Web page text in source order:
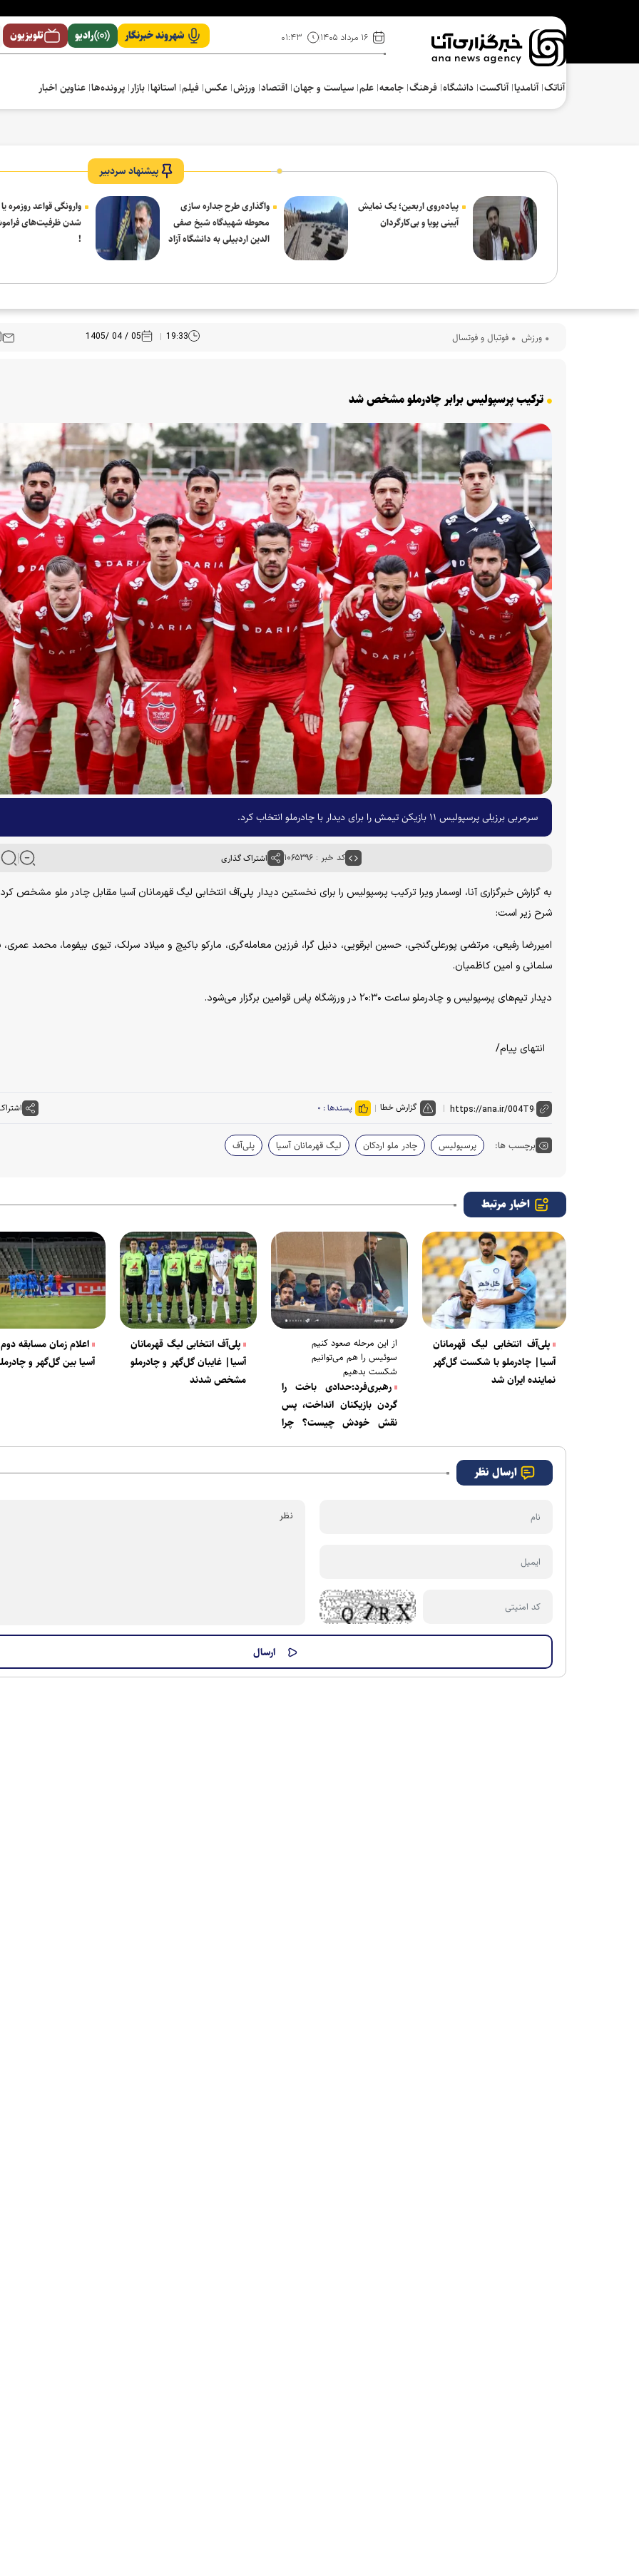
۱۶ مرداد ۱۴۰۵ ۰۱:۴۳ شهروند خبرنگار رادیو تلویزیون
آناتک آنامدیا آناکست دانشگاه فرهنگ‌ جامعه علم سیاست و جهان اقتصاد ورزش عکس فیلم استانها بازار پرونده‌ها عناوین اخبار
پیشنهاد سردبیر
پیاده‌روی اربعین؛ یک نمایش
آیینی پویا و بی‌کارگردان
واگذاری طرح جداره سازی
محوطه شهیدگاه شیخ صفی
الدین اردبیلی به دانشگاه آزاد
وارونگی قواعد روزمره
شدن ظرفیت‌های
!
ورزش فوتبال و فوتسال 19:33
05 / 04 /1405
ترکیب پرسپولیس برابر چادرملو مشخص شد
سرمربی برزیلی پرسپولیس ۱۱ بازیکن تیمش را برای دیدار با چادرملو انتخاب کرد.
کد خبر : ۱۰۶۵۳۹۶ اشتراک گذاری
به گزارش خبرگزاری آنا، اوسمار ویرا ترکیب پرسپولیس را برای نخستین دیدار پلی‌آف انتخابی لیگ قهرمانان آسیا مقابل چادر ملو مشخص
شرح زیر است:
امیررضا رفیعی، مرتضی پورعلی‌گنجی، حسین ابرقویی، دنیل گرا، فرزین معامله‌گری، مارکو باکیچ و میلاد سرلک، تیوی بیفوما، محمد
سلمانی و امین کاظمیان.
دیدار تیم‌های پرسپولیس و چادرملو ساعت ۲۰:۳۰ در ورزشگاه پاس قوامین برگزار می‌شود.
انتهای پیام/
گزارش خطا پسندها : ۰
برچسب ها: پرسپولیس چادر ملو اردکان لیگ قهرمانان آسیا پلی‌آف
اخبار مرتبط
پلی‌آف انتخابی لیگ قهرمانان
آسیا| چادرملو با شکست گل‌گهر
نماینده ایران شد
از این مرحله صعود کنیم
سوئیس را هم می‌توانیم
شکست بدهیم
رهبری‌فرد:حدادی باخت را
گردن بازیکنان انداخت، پس
نقش خودش چیست؟ چرا
پلی‌آف انتخابی لیگ قهرمانان
آسیا| غایبان گل‌گهر و چادرملو
مشخص شدند
اعلام زمان مسابقه
آسیا بین گل‌گهر و
ارسال نظر